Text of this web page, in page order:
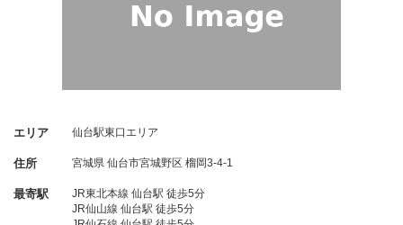
エリア 仙台駅東口エリア
住所 宮城県 仙台市宮城野区 榴岡3-4-1
最寄駅
JR東北本線 仙台駅 徒歩5分
JR仙山線 仙台駅 徒歩5分